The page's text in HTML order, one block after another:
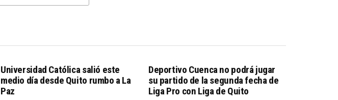
Universidad Católica salió este
medio día desde Quito rumbo a La
Paz
Deportivo Cuenca no podrá jugar
su partido de la segunda fecha de
Liga Pro con Liga de Quito